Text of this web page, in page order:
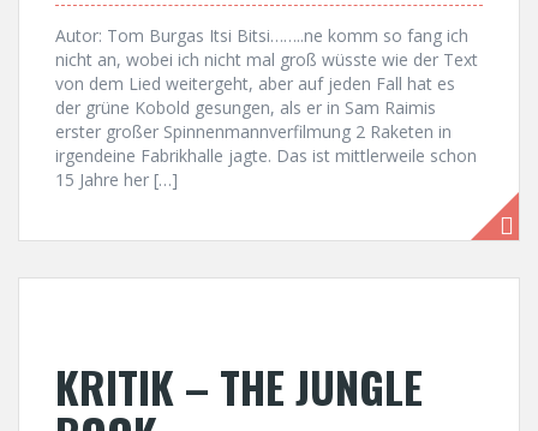
Autor: Tom Burgas Itsi Bitsi……..ne komm so fang ich
nicht an, wobei ich nicht mal groß wüsste wie der Text
von dem Lied weitergeht, aber auf jeden Fall hat es
der grüne Kobold gesungen, als er in Sam Raimis
erster großer Spinnenmannverfilmung 2 Raketen in
irgendeine Fabrikhalle jagte. Das ist mittlerweile schon
15 Jahre her […]
KRITIK – THE JUNGLE